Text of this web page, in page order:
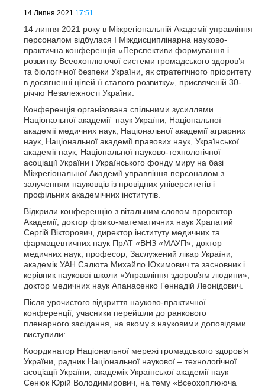
14 Липня 2021 17:51
14 липня 2021 року в Міжрегіональній Академії управління
персоналом відбулася I Міждисциплінарна науково-
практична конференція «Перспективи формування і
розвитку Всеохоплюючої системи громадського здоров’я
та біологічної безпеки України, як стратегічного пріоритету
в досягненні цілей її сталого розвитку», присвяченій 30-
річчю Незалежності України.
Конференція організована спільними зусиллями
Національної академії наук України, Національної
академії медичних наук, Національної академії аграрних
наук, Національної академії правових наук, Української
академії наук, Національної науково-технологічної
асоціації України і Українського фонду миру на базі
Міжрегіональної Академії управління персоналом з
залученням науковців із провідних університетів і
профільних академічних інститутів.
Відкрили конференцію з вітальним словом проректор
Академії, доктор фізико-математичних наук Храпатий
Сергій Вікторович, директор інституту медичних та
фармацевтичних наук ПрАТ «ВНЗ «МАУП», доктор
медичних наук, професор, Заслужений лікар України,
академік УАН Салюта Михайло Юхимович та засновник і
керівник наукової школи «Управління здоров’ям людини»,
доктор медичних наук Апанасенко Геннадій Леонідович.
Після урочистого відкриття науково-практичної
конференції, учасники перейшли до ранкового
пленарного засідання, на якому з науковими доповідями
виступили:
Координатор Національної мережі громадського здоров’я
України, радник Національної наукової – технологічної
асоціації України, академік Української академії наук
Сенюк Юрій Володимирович, на тему «Всеохоплююча